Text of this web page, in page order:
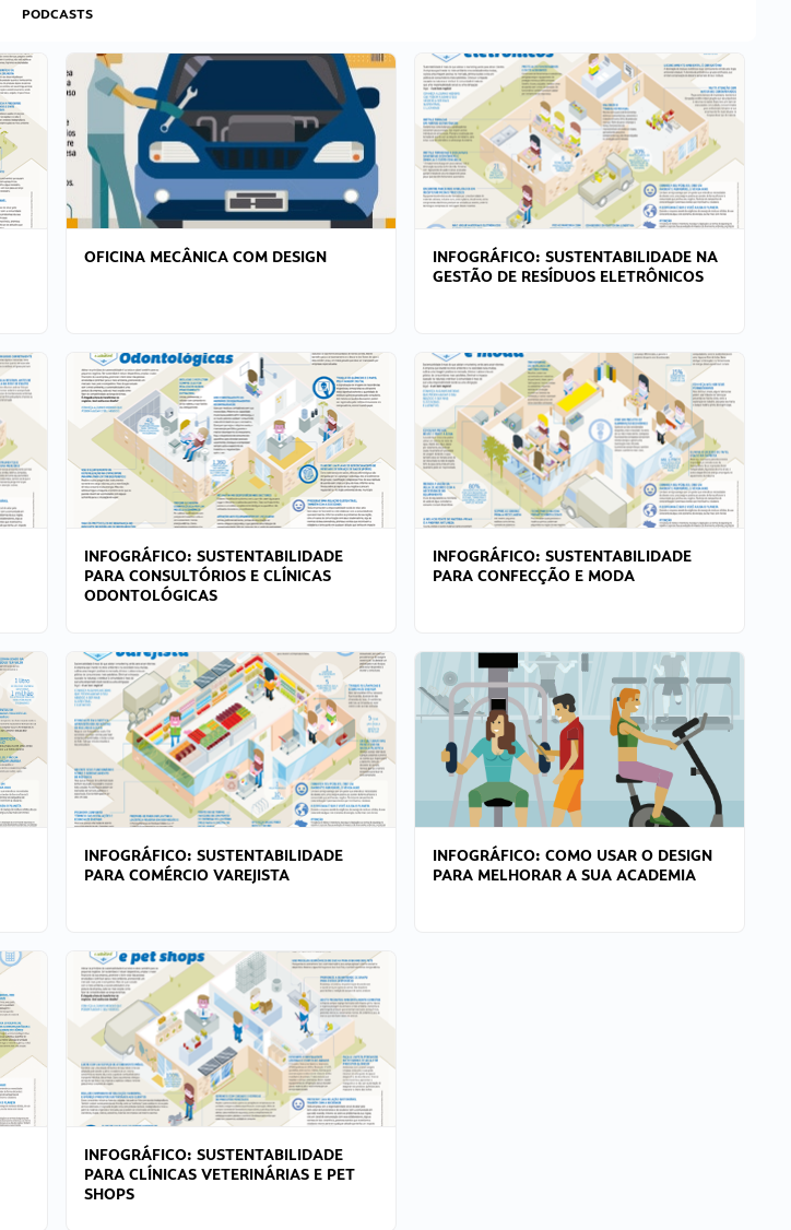
PODCASTS
OFICINA MECÂNICA COM DESIGN
INFOGRÁFICO: SUSTENTABILIDADE NA
GESTÃO DE RESÍDUOS ELETRÔNICOS
INFOGRÁFICO: SUSTENTABILIDADE
PARA CONSULTÓRIOS E CLÍNICAS
ODONTOLÓGICAS
INFOGRÁFICO: SUSTENTABILIDADE
PARA CONFECÇÃO E MODA
INFOGRÁFICO: SUSTENTABILIDADE
PARA COMÉRCIO VAREJISTA
INFOGRÁFICO: COMO USAR O DESIGN
PARA MELHORAR A SUA ACADEMIA
INFOGRÁFICO: SUSTENTABILIDADE
PARA CLÍNICAS VETERINÁRIAS E PET
SHOPS